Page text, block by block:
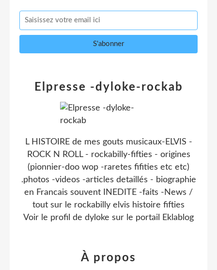
Elpresse -dyloke-rockab
L HISTOIRE de mes gouts musicaux-ELVIS -
ROCK N ROLL - rockabilly-fifties - origines
(pionnier-doo wop -raretes fifities etc etc)
.photos -videos -articles detaillés - biographie
en Francais souvent INEDITE -faits -News /
tout sur le rockabilly elvis histoire fifties
Voir le profil de dyloke sur le portail Eklablog
À propos